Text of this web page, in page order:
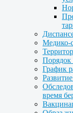
Медико-
График
время